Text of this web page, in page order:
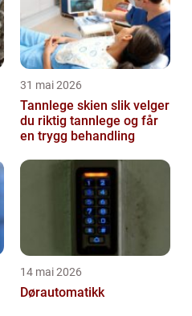
31 mai 2026
Tannlege skien slik velger
du riktig tannlege og får
en trygg behandling
14 mai 2026
Dørautomatikk